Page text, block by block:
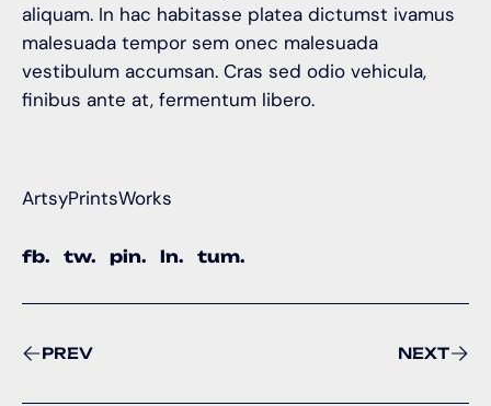
aliquam. In hac habitasse platea dictumst ivamus
malesuada tempor sem onec malesuada
vestibulum accumsan. Cras sed odio vehicula,
finibus ante at, fermentum libero.
ArtsyPrintsWorks
fb. tw. pin. ln. tum.
PREV NEXT